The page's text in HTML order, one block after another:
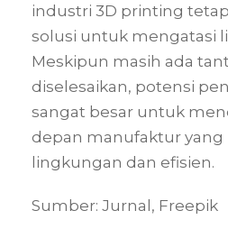
industri 3D printing
solusi untuk mengatasi
Meskipun masih ada
diselesaikan, potensi
sangat besar untuk
depan manufaktur yang
lingkungan dan efisien.
Sumber: Jurnal, Freepik